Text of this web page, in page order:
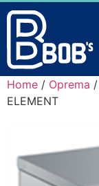
Home / Oprema /
ELEMENT